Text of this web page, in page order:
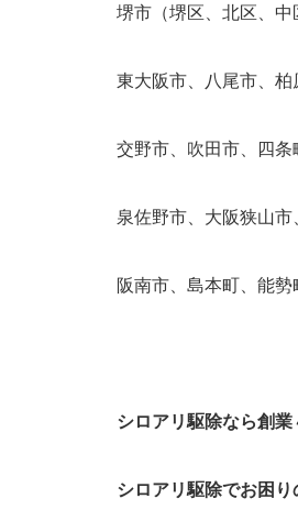
堺市（堺区、北区、中
東大阪市、八尾市、
交野市、吹田市、四
泉佐野市、大阪狭山
阪南市、島本町、能
シロアリ駆除なら創
シロアリ駆除でお困り